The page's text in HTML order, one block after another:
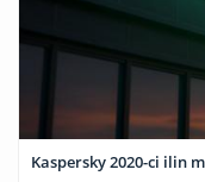
Kaspersky 2020-ci ilin